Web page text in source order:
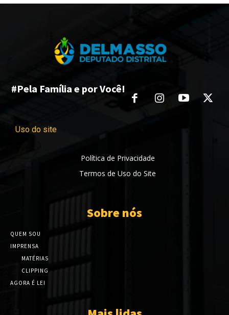
#Pela Família e por Você!
Uso do site
Política de Privacidade
Termos de Uso do Site
Sobre nós
QUEM SOU
IMPRENSA
MATÉRIAS
CLIPPING
AGORA É LEI